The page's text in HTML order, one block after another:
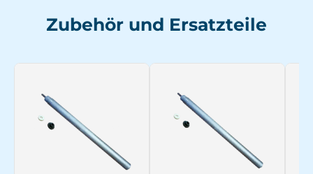
Zubehör und Ersatzteile